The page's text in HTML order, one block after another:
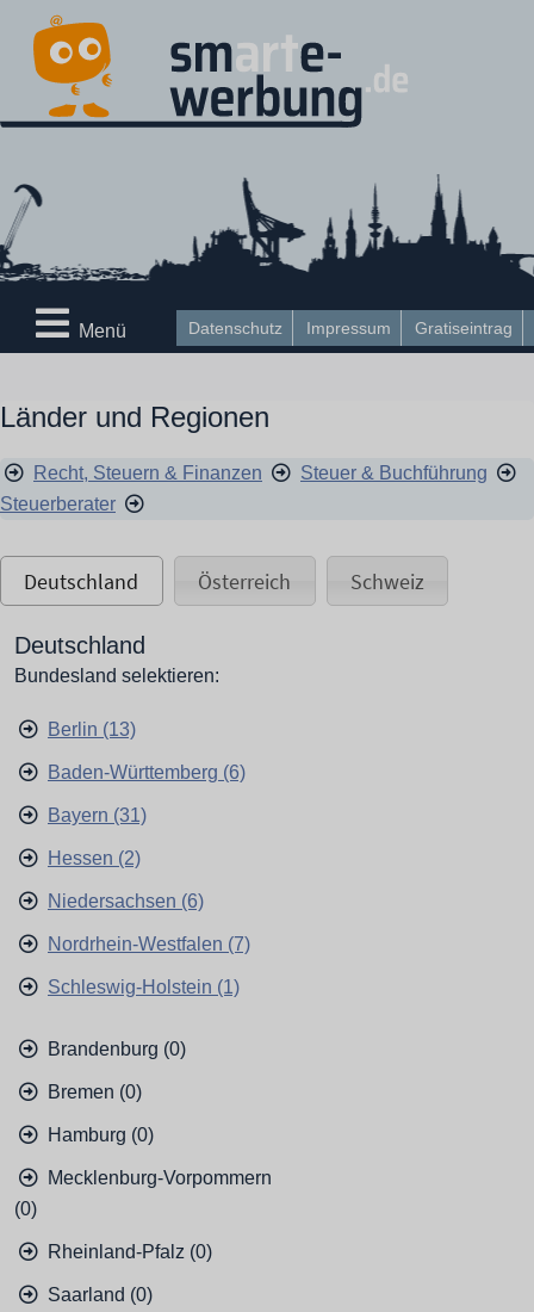
Datenschutz Impressum Gratiseintrag
Menü
Länder und Regionen
Recht, Steuern & Finanzen
Steuer & Buchführung
Steuerberater
Deutschland Österreich Schweiz
Deutschland
Bundesland selektieren:
Berlin (13)
Baden-Württemberg (6)
Bayern (31)
Hessen (2)
Niedersachsen (6)
Nordrhein-Westfalen (7)
Schleswig-Holstein (1)
Brandenburg (0)
Bremen (0)
Hamburg (0)
Mecklenburg-Vorpommern
(0)
Rheinland-Pfalz (0)
Saarland (0)